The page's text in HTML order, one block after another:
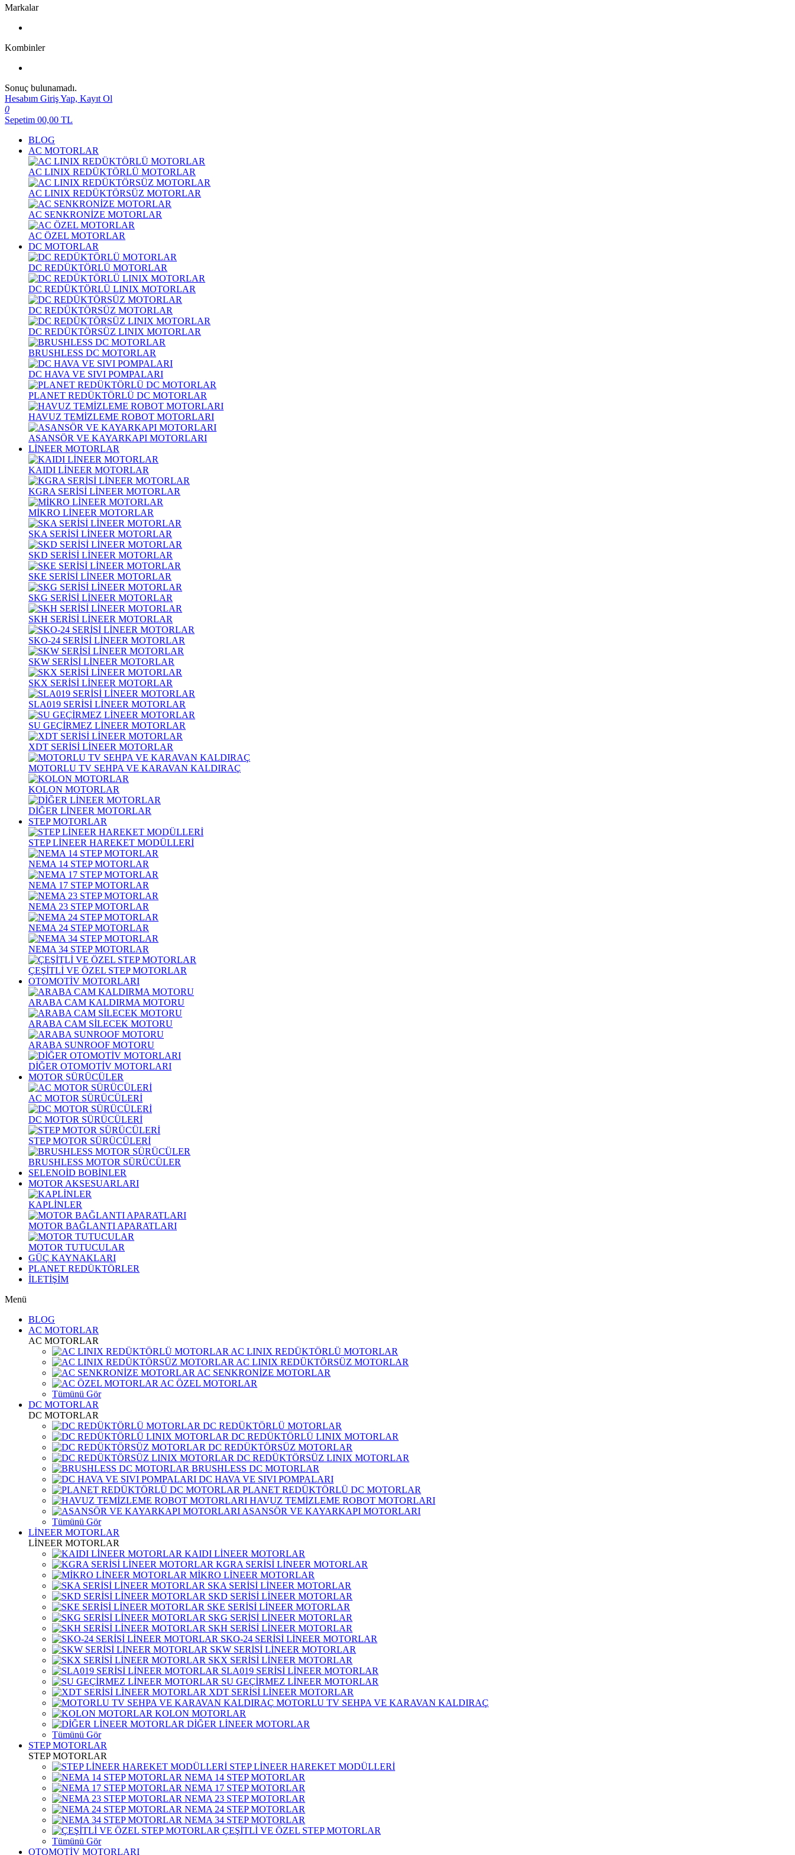
Markalar
Kombinler
Sonuç bulunamadı.
Hesabım Giriş Yap, Kayıt Ol
0
Sepetim 00,00 TL
BLOG
AC MOTORLAR
AC LINIX REDÜKTÖRLÜ MOTORLAR
AC LINIX REDÜKTÖRSÜZ MOTORLAR
AC SENKRONİZE MOTORLAR
AC ÖZEL MOTORLAR
DC MOTORLAR
DC REDÜKTÖRLÜ MOTORLAR
DC REDÜKTÖRLÜ LINIX MOTORLAR
DC REDÜKTÖRSÜZ MOTORLAR
DC REDÜKTÖRSÜZ LINIX MOTORLAR
BRUSHLESS DC MOTORLAR
DC HAVA VE SIVI POMPALARI
PLANET REDÜKTÖRLÜ DC MOTORLAR
HAVUZ TEMİZLEME ROBOT MOTORLARI
ASANSÖR VE KAYARKAPI MOTORLARI
LİNEER MOTORLAR
KAIDI LİNEER MOTORLAR
KGRA SERİSİ LİNEER MOTORLAR
MİKRO LİNEER MOTORLAR
SKA SERİSİ LİNEER MOTORLAR
SKD SERİSİ LİNEER MOTORLAR
SKE SERİSİ LİNEER MOTORLAR
SKG SERİSİ LİNEER MOTORLAR
SKH SERİSİ LİNEER MOTORLAR
SKO-24 SERİSİ LİNEER MOTORLAR
SKW SERİSİ LİNEER MOTORLAR
SKX SERİSİ LİNEER MOTORLAR
SLA019 SERİSİ LİNEER MOTORLAR
SU GEÇİRMEZ LİNEER MOTORLAR
XDT SERİSİ LİNEER MOTORLAR
MOTORLU TV SEHPA VE KARAVAN KALDIRAÇ
KOLON MOTORLAR
DİĞER LİNEER MOTORLAR
STEP MOTORLAR
STEP LİNEER HAREKET MODÜLLERİ
NEMA 14 STEP MOTORLAR
NEMA 17 STEP MOTORLAR
NEMA 23 STEP MOTORLAR
NEMA 24 STEP MOTORLAR
NEMA 34 STEP MOTORLAR
ÇEŞİTLİ VE ÖZEL STEP MOTORLAR
OTOMOTİV MOTORLARI
ARABA CAM KALDIRMA MOTORU
ARABA CAM SİLECEK MOTORU
ARABA SUNROOF MOTORU
DİĞER OTOMOTİV MOTORLARI
MOTOR SÜRÜCÜLER
AC MOTOR SÜRÜCÜLERİ
DC MOTOR SÜRÜCÜLERİ
STEP MOTOR SÜRÜCÜLERİ
BRUSHLESS MOTOR SÜRÜCÜLER
SELENOİD BOBİNLER
MOTOR AKSESUARLARI
KAPLİNLER
MOTOR BAĞLANTI APARATLARI
MOTOR TUTUCULAR
GÜÇ KAYNAKLARI
PLANET REDÜKTÖRLER
İLETİŞİM
Menü
BLOG
AC MOTORLAR
AC MOTORLAR
AC LINIX REDÜKTÖRLÜ MOTORLAR
AC LINIX REDÜKTÖRSÜZ MOTORLAR
AC SENKRONİZE MOTORLAR
AC ÖZEL MOTORLAR
Tümünü Gör
DC MOTORLAR
DC MOTORLAR
DC REDÜKTÖRLÜ MOTORLAR
DC REDÜKTÖRLÜ LINIX MOTORLAR
DC REDÜKTÖRSÜZ MOTORLAR
DC REDÜKTÖRSÜZ LINIX MOTORLAR
BRUSHLESS DC MOTORLAR
DC HAVA VE SIVI POMPALARI
PLANET REDÜKTÖRLÜ DC MOTORLAR
HAVUZ TEMİZLEME ROBOT MOTORLARI
ASANSÖR VE KAYARKAPI MOTORLARI
Tümünü Gör
LİNEER MOTORLAR
LİNEER MOTORLAR
KAIDI LİNEER MOTORLAR
KGRA SERİSİ LİNEER MOTORLAR
MİKRO LİNEER MOTORLAR
SKA SERİSİ LİNEER MOTORLAR
SKD SERİSİ LİNEER MOTORLAR
SKE SERİSİ LİNEER MOTORLAR
SKG SERİSİ LİNEER MOTORLAR
SKH SERİSİ LİNEER MOTORLAR
SKO-24 SERİSİ LİNEER MOTORLAR
SKW SERİSİ LİNEER MOTORLAR
SKX SERİSİ LİNEER MOTORLAR
SLA019 SERİSİ LİNEER MOTORLAR
SU GEÇİRMEZ LİNEER MOTORLAR
XDT SERİSİ LİNEER MOTORLAR
MOTORLU TV SEHPA VE KARAVAN KALDIRAÇ
KOLON MOTORLAR
DİĞER LİNEER MOTORLAR
Tümünü Gör
STEP MOTORLAR
STEP MOTORLAR
STEP LİNEER HAREKET MODÜLLERİ
NEMA 14 STEP MOTORLAR
NEMA 17 STEP MOTORLAR
NEMA 23 STEP MOTORLAR
NEMA 24 STEP MOTORLAR
NEMA 34 STEP MOTORLAR
ÇEŞİTLİ VE ÖZEL STEP MOTORLAR
Tümünü Gör
OTOMOTİV MOTORLARI